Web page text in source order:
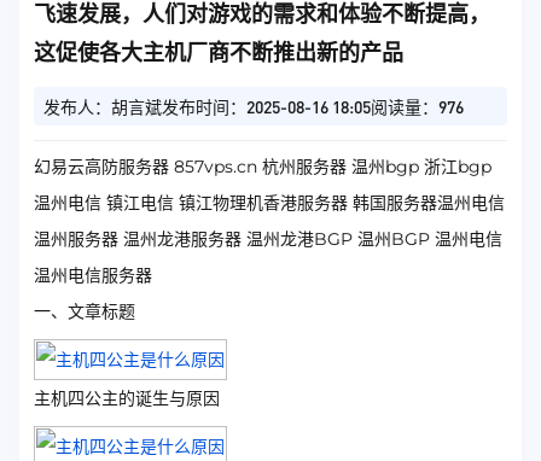
飞速发展，人们对游戏的需求和体验不断提高，
这促使各大主机厂商不断推出新的产品
发布人：胡言斌发布时间：2025-08-16 18:05阅读量：976
幻易云高防服务器 857vps.cn 杭州服务器 温州bgp 浙江bgp
温州电信 镇江电信 镇江物理机香港服务器 韩国服务器温州电信
温州服务器 温州龙港服务器 温州龙港BGP 温州BGP 温州电信
温州电信服务器
一、文章标题
主机四公主的诞生与原因